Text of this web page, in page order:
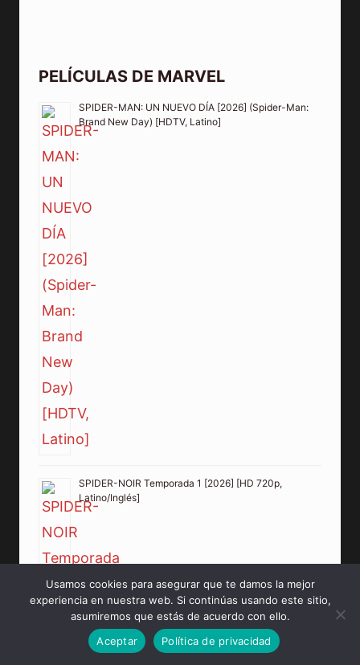
PELÍCULAS DE MARVEL
SPIDER-MAN: UN NUEVO DÍA [2026] (Spider-Man:
Brand New Day) [HDTV, Latino]
SPIDER-NOIR Temporada 1 [2026] [HD 720p,
Latino/Inglés]
Usamos cookies para asegurar que te damos la mejor
experiencia en nuestra web. Si continúas usando este sitio,
asumiremos que estás de acuerdo con ello.
Aceptar
Política de privacidad